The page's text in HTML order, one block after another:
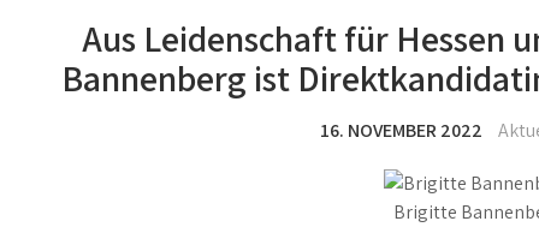
Aus Leidenschaft für Hessen
Bannenberg ist
16. NOVEMBER 2022
Brigitte